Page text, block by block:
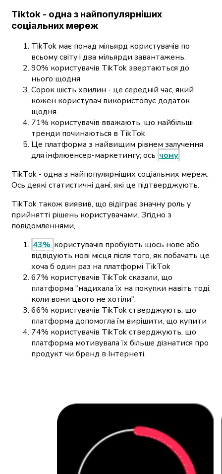
Tiktok - одна з найпопулярніших
соціальних мереж
TikTok має понад мільярд користувачів по
всьому світу і два мільярди завантажень.
90% користувачів TikTok звертаються до
нього щодня
Сорок шість хвилин - це середній час, який
кожен користувач використовує додаток
щодня.
71% користувачів вважають, що найбільші
тренди починаються в TikTok
Це платформа з найвищим рівнем залучення
для інфлюенсер-маркетингу; ось чому
TikTok - одна з найпопулярніших соціальних мереж.
Ось деякі статистичні дані, які це підтверджують.
TikTok також виявив, що відіграє значну роль у
прийнятті рішень користувачами. Згідно з
повідомленнями,
43% користувачів пробують щось нове або
відвідують нові місця після того, як побачать це
хоча б один раз на платформі TikTok
67% користувачів TikTok сказали, що
платформа "надихала їх на покупки навіть тоді,
коли вони цього не хотіли".
66% користувачів TikTok стверджують, що
платформа допомогла їм вирішити, що купити
74% користувачів TikTok стверджують, що
платформа мотивувала їх більше дізнатися про
продукт чи бренд в Інтернеті.